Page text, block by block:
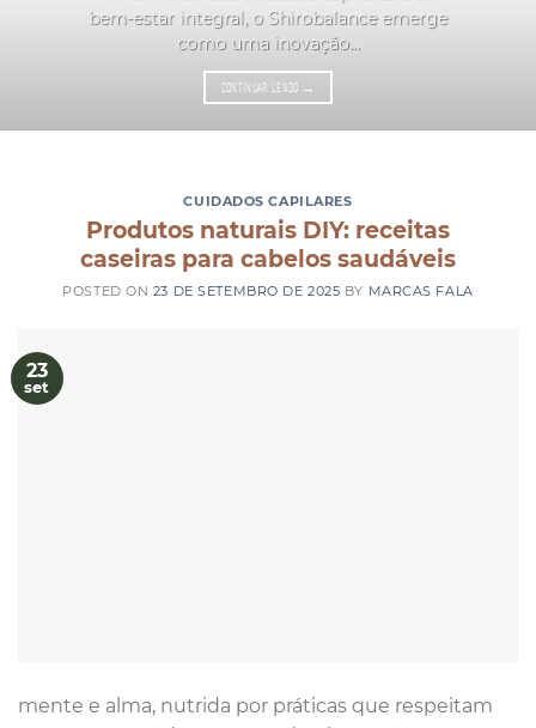
bem-estar integral, o Shirobalance emerge
como uma inovação...
CONTINUAR LENDO →
CUIDADOS CAPILARES
Produtos naturais DIY: receitas
caseiras para cabelos saudáveis
POSTED ON 23 DE SETEMBRO DE 2025 BY MARCAS FALA
23
set
mente e alma, nutrida por práticas que respeitam